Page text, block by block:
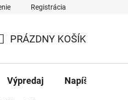
Registrácia
KOŠÍK
PRÁZDNY KOŠÍK
Výpredaj Napíšte nám